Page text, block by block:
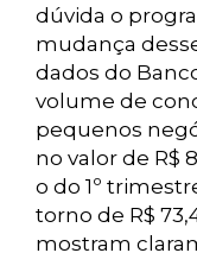
dúvida o
mudança
dados do
volume de
pequenos
no valor de R$
o do 1º
torno de R$
mostram